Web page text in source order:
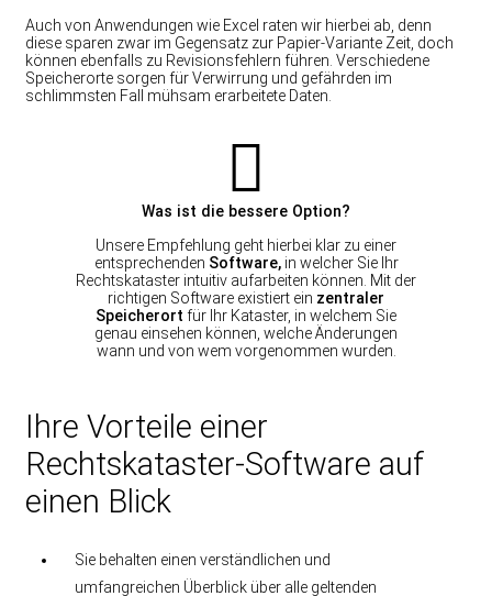
Auch von Anwendungen wie Excel raten wir hierbei ab, denn
diese sparen zwar im Gegensatz zur Papier-Variante Zeit, doch
können ebenfalls zu Revisionsfehlern führen. Verschiedene
Speicherorte sorgen für Verwirrung und gefährden im
schlimmsten Fall mühsam erarbeitete Daten.
Was ist die bessere Option?
Unsere Empfehlung geht hierbei klar zu einer
entsprechenden Software,in welcher Sie Ihr
Rechtskataster intuitiv aufarbeiten können. Mit der
richtigen Software existiert ein zentraler
Speicherort für Ihr Kataster, in welchem Sie
genau einsehen können, welche Änderungen
wann und von wem vorgenommen wurden.
Ihre Vorteile einer
Rechtskataster-Software auf
einen Blick
Sie behalten einen verständlichen und
umfangreichen Überblick über alle geltenden